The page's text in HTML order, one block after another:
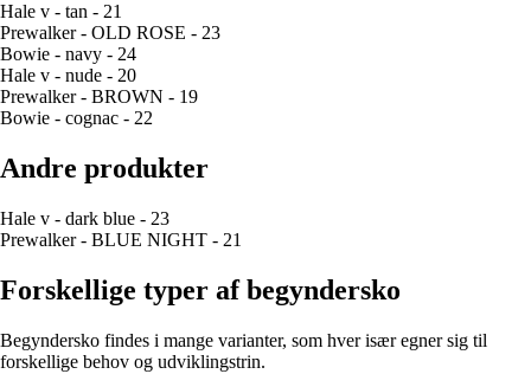
Hale v - tan - 21
Prewalker - OLD ROSE - 23
Bowie - navy - 24
Hale v - nude - 20
Prewalker - BROWN - 19
Bowie - cognac - 22
Andre produkter
Hale v - dark blue - 23
Prewalker - BLUE NIGHT - 21
Forskellige typer af begyndersko
Begyndersko findes i mange varianter, som hver især egner sig til
forskellige behov og udviklingstrin.